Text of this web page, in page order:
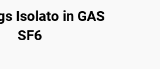
Isolato in GAS
SF6